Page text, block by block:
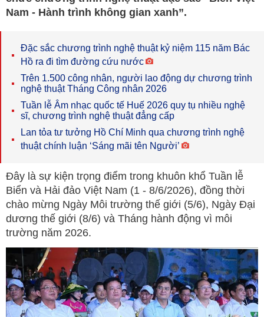
Nam - Hành trình không gian xanh”.
Đặc sắc chương trình nghệ thuật kỷ niệm 115 năm Bác
Hồ ra đi tìm đường cứu nước
Trên 1.500 công nhân, người lao động dự chương trình
nghệ thuật Tháng Công nhân 2026
Tuần lễ Âm nhạc quốc tế Huế 2026 quy tụ nhiều nghệ
sĩ, chương trình nghệ thuật đẳng cấp
Lan tỏa tư tưởng Hồ Chí Minh qua chương trình nghệ
thuật chính luận ‘Sáng mãi tên Người’
Đây là sự kiện trọng điểm trong khuôn khổ Tuần lễ
Biển và Hải đảo Việt Nam (1 - 8/6/2026), đồng thời
chào mừng Ngày Môi trường thế giới (5/6), Ngày Đại
dương thế giới (8/6) và Tháng hành động vì môi
trường năm 2026.